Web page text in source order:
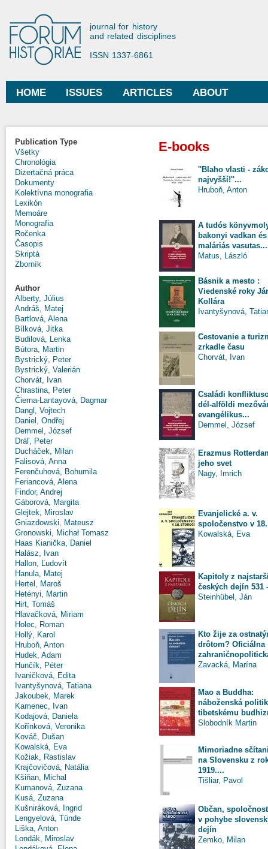
Forum Historiae
journal for history
and related disciplines
ISSN 1337-6861
Main menu
HOME ISSUES ARTICLES ABOUT
Publication Type
Všetky
Chronológia
Dizertačná práca
Dokumenty
Kolektívna monografia
Lexikón
Memoáre
Monografia
Ročenka
Časopis
Skriptá
Zborník
Author
Alberty, Július
Andráš, Matej
Bartlová, Alena
Bílková, Jitka
Budilová, Lenka
Bútora, Martin
Bystrický, Peter
Bystrický, Valerián
Chorvát, Ivan
Chrastina, Peter
Čierna-Lantayová, Dagmar
Dangl, Vojtech
Daniel, Ondřej
Demmel, József
Dráľ, Peter
Ducháček, Milan
Falisová, Anna
Ferenčuhová, Bohumila
Feriancová, Alena
Findor, Andrej
Gáborová, Margita
Glejtek, Miroslav
Gniazdowski, Mateusz
Gronowski, Michał Tomasz
Haas Kianička, Daniel
Halász, Ivan
Hallon, Ľudovít
Hanula, Matej
Hertel, Maroš
Hetényi, Martin
Hirt, Tomáš
Hlavačková, Miriam
Holec, Roman
Hollý, Karol
Hruboň, Anton
Hudek, Adam
Hunčík, Péter
Ivaničková, Edita
Ivantyšynová, Tatiana
Jakoubek, Marek
Kamenec, Ivan
Kodajová, Daniela
Kořínková, Veronika
Kováč, Dušan
Kowalská, Eva
Kožiak, Rastislav
Krajčovičová, Natália
Kšiňan, Michal
Kumanová, Zuzana
Kusá, Zuzana
Kušniráková, Ingrid
Lengyelová, Tünde
Liška, Anton
Londák, Miroslav
E-books
''Blaho vlasti -
najvyšší!''...
Hruboň, Anton
A tudós
bakonyi vadkan és
maláriás
Matus, László
Básnik a mesto :
Viedenské roky
Kollára
Ivantyšynová,
Cestovanie a
zrkadle času
Chorvát, Ivan
Családi
dél-alföldi
evangélikus...
Demmel, József
Erazmus
jeho svet
Nagy, Imrich
Evanjelické a. v.
spoločenstvo v
Kowalská, Eva
Kapitoly z
českých dejín 531
Steinhübel, Ján
Kto žije za
drôtom? Oficiálna
Zavacká, Marína
Mao a Buddha:
náboženská
tibetskému
Slobodník Martin
Mimoriadne
na Slovensku z
1919....
Tišliar, Pavol
Občan,
v pohybe
dejín
Zemko, Milan